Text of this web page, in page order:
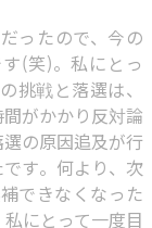
ったので、今の
(笑)。私にとっ
挑戦と落選は、
がかかり反対論
の原因追及が行
す。何より、次
できなくなった
にとって一度目